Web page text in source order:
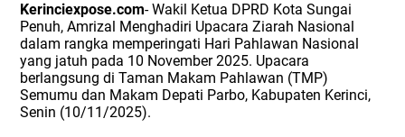
Kerinciexpose.com- Wakil Ketua DPRD Kota Sungai
Penuh, Amrizal Menghadiri Upacara Ziarah Nasional
dalam rangka memperingati Hari Pahlawan Nasional
yang jatuh pada 10 November 2025. Upacara
berlangsung di Taman Makam Pahlawan (TMP)
Semumu dan Makam Depati Parbo, Kabupaten Kerinci,
Senin (10/11/2025).